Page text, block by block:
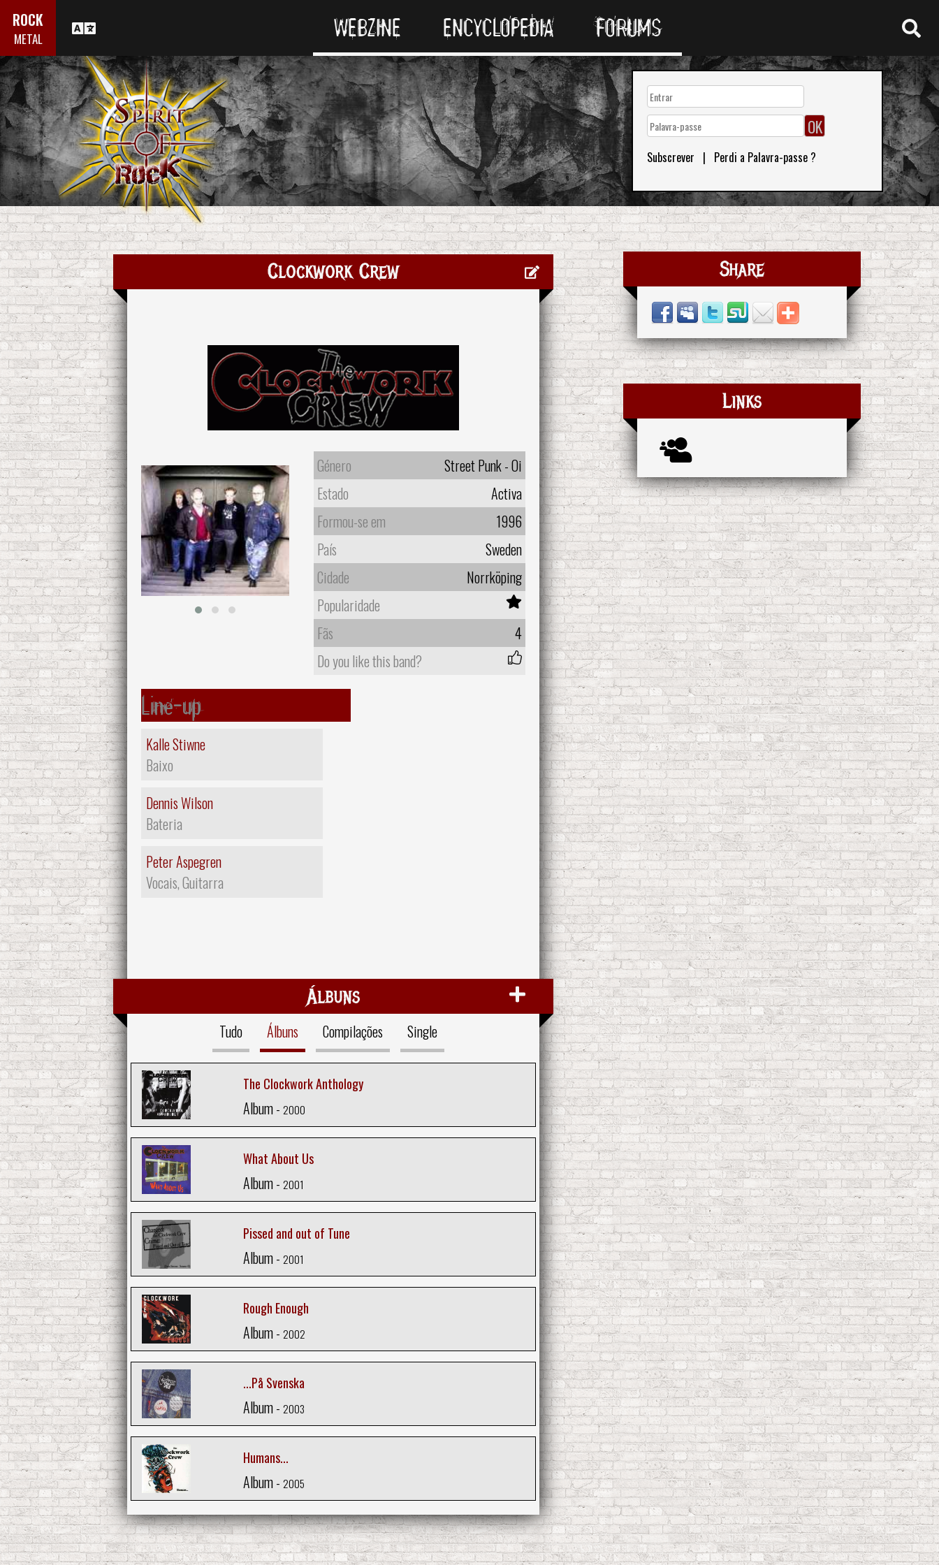
ROCK
METAL WEBZINE ENCYCLOPEDIA FORUMS
Subscrever | Perdi a Palavra-passe ?
Clockwork Crew
Género
Street Punk - Oi
Estado
Activa
Formou-se em
1996
País
Sweden
Cidade
Norrköping
Popularidade
Fãs
4
Do you like this band?
Line-up
Kalle Stiwne
Baixo
Dennis Wilson
Bateria
Peter Aspegren
Vocais, Guitarra
Álbuns
Tudo Álbuns Compilações Single
The Clockwork Anthology
Album - 2000
What About Us
Album - 2001
Pissed and out of Tune
Album - 2001
Rough Enough
Album - 2002
...På Svenska
Album - 2003
Humans...
Album - 2005
Share
Links